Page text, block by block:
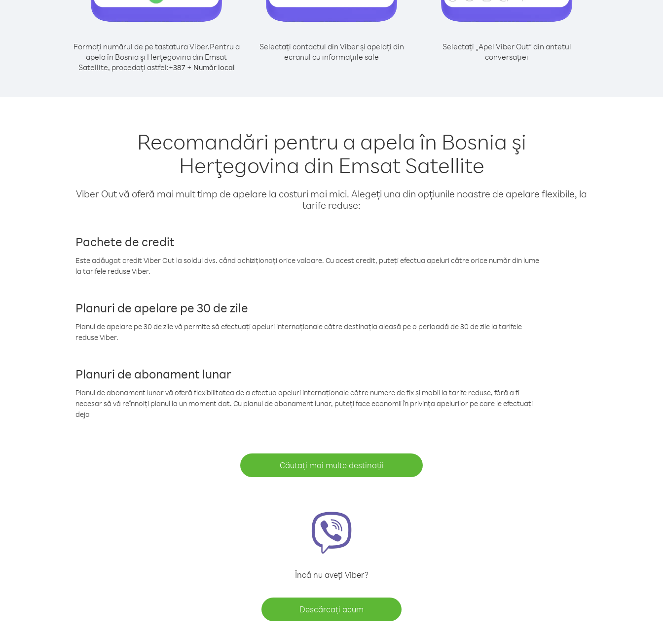
Formați numărul de pe tastatura Viber.Pentru a
apela în Bosnia şi Herţegovina din Emsat
Satellite, procedați astfel:+387+ Număr local
Selectați contactul din Viber și apelați din
ecranul cu informațiile sale
Selectați „Apel Viber Out” din antetul
conversației
Recomandări pentru a apela în Bosnia şi
Herţegovina din Emsat Satellite
Viber Out vă oferă mai mult timp de apelare la costuri mai mici. Alegeți una din opțiunile noastre de apelare flexibile, la
tarife reduse:
Pachete de credit
Este adăugat credit Viber Out la soldul dvs. când achiziționați orice valoare. Cu acest credit, puteți efectua apeluri către orice număr din lume
la tarifele reduse Viber.
Planuri de apelare pe 30 de zile
Planul de apelare pe 30 de zile vă permite să efectuați apeluri internaționale către destinația aleasă pe o perioadă de 30 de zile la tarifele
reduse Viber.
Planuri de abonament lunar
Planul de abonament lunar vă oferă flexibilitatea de a efectua apeluri internaționale către numere de fix și mobil la tarife reduse, fără a fi
necesar să vă reînnoiți planul la un moment dat. Cu planul de abonament lunar, puteți face economii în privința apelurilor pe care le efectuați
deja
Căutați mai multe destinații
Încă nu aveți Viber?
Descărcați acum